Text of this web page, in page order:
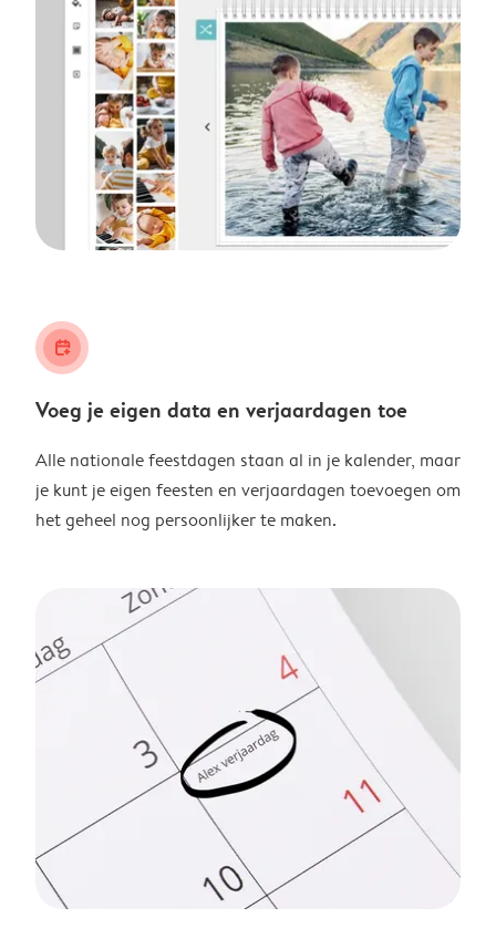
calendar_plus
Voeg je eigen data en verjaardagen toe
Alle nationale feestdagen staan al in je kalender, maar
je kunt je eigen feesten en verjaardagen toevoegen om
het geheel nog persoonlijker te maken.